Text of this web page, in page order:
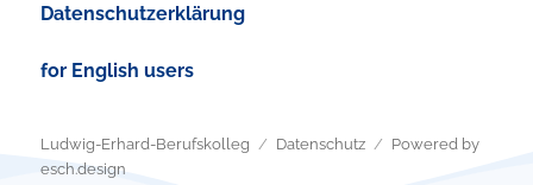
Datenschutzerklärung
for English users
Ludwig-Erhard-Berufskolleg Datenschutz
Powered by
esch.design